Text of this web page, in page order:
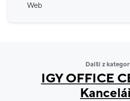
Web
Další z
IGY OFFICE